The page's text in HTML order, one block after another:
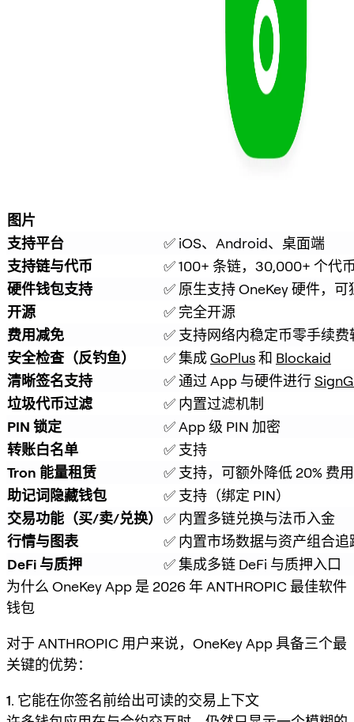
图片
支持平台
✅ iOS、Android、桌面端
支持链与代币
✅ 100+ 条链，30,000+ 个代
硬件钱包支持
✅ 原生支持 OneKey 硬件，可
开源
✅ 完全开源
费用减免
✅ 支持网络内稳定币零手续费
安全检查（反钓鱼）
✅ 集成 GoPlus 和 Blockaid
清晰签名支持
✅ 通过 App 与硬件进行
垃圾代币过滤
✅ 内置过滤机制
PIN 锁定
✅ App 级 PIN 加密
转账白名单
✅ 支持
Tron 能量租赁
✅ 支持，可额外降低 20% 费用
助记词隐藏钱包
✅ 支持（绑定 PIN）
交易功能（买/卖/兑换） ✅ 内置多链兑换与法币入金
行情与图表
✅ 内置市场数据与资产组合追
DeFi 与质押
✅ 集成多链 DeFi 与质押入口
为什么 OneKey App 是 2026 年 ANTHROPIC 最佳软件
钱包
对于 ANTHROPIC 用户来说，OneKey App 具备三个最
关键的优势：
1. 它能在你签名前给出可读的交易上下文